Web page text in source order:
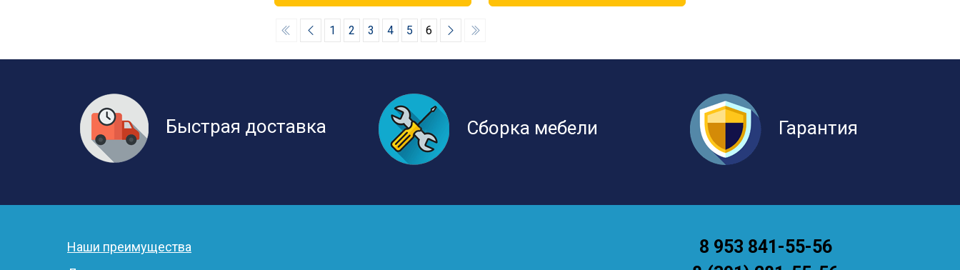
1 2 3 4 5 6
Быстрая доставка Сборка мебели Гарантия
Наши преимущества
8 953 841-55-56